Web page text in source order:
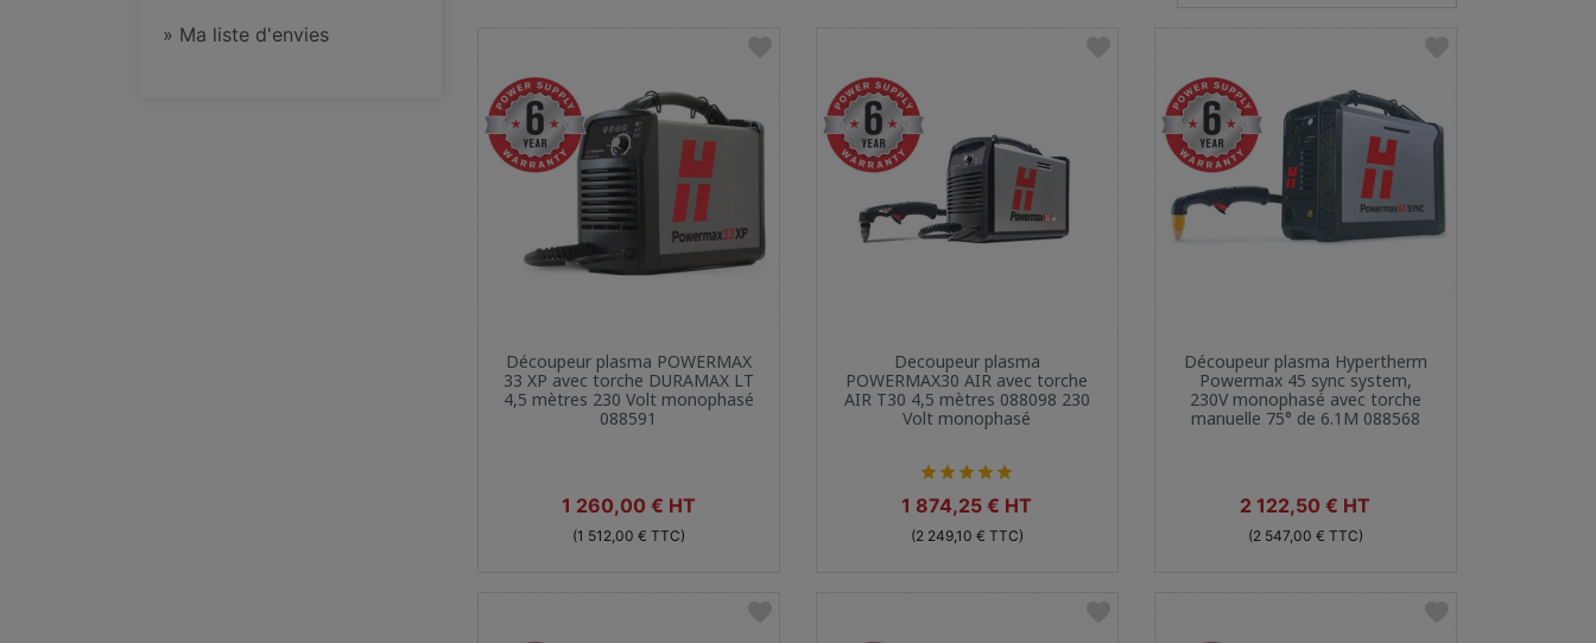
» Ma liste d'envies
Aperçu rapide
Découpeur plasma POWERMAX
33 XP avec torche DURAMAX LT
4,5 mètres 230 Volt monophasé
088591
Prix
1 260,00 € HT
(1 512,00 € TTC)
 Aperçu rapide
Decoupeur plasma
POWERMAX30 AIR avec torche
AIR T30 4,5 mètres 088098 230
Volt monophasé

Prix
1 874,25 € HT
(2 249,10 € TTC)
Aperçu rapide
Découpeur plasma Hypertherm
Powermax 45 sync system,
230V monophasé avec torche
manuelle 75° de 6.1M 088568
Prix
2 122,50 € HT
(2 547,00 € TTC)